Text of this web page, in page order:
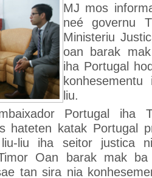
MJ mos
neé governu
Ministeriu
oan barak
iha Portugal
liu.
Portugal iha
hateten katak Portugal
liu iha seitor justica
Oan barak mak
tan sira nia